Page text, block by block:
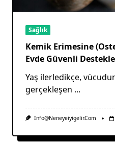
Sağlık
Kemik Erimesine
Evde Güvenli
Yaş ilerledikçe,
gerçekleşen ...
Info@neneyeiyigelir.com